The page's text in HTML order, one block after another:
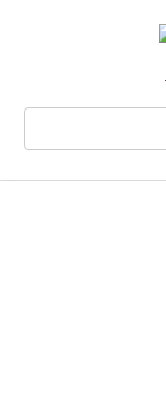
Search: